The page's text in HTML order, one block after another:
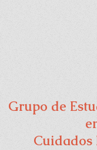
Grupo de
Cuidados